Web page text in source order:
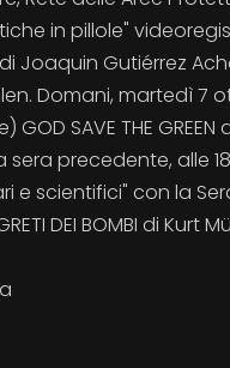
in pillole"
di Joaquin Gutiérrez
Domani, martedì 7
GOD SAVE THE
sera precedente, alle
e scientifici" con la
DEI BOMBI di Kurt